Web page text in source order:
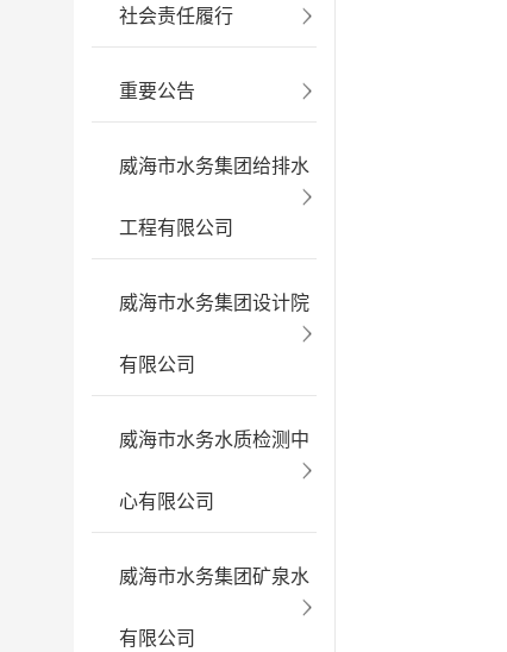
社会责任履行
重要公告
威海市水务集团给排水
工程有限公司
威海市水务集团设计院
有限公司
威海市水务水质检测中
心有限公司
威海市水务集团矿泉水
有限公司